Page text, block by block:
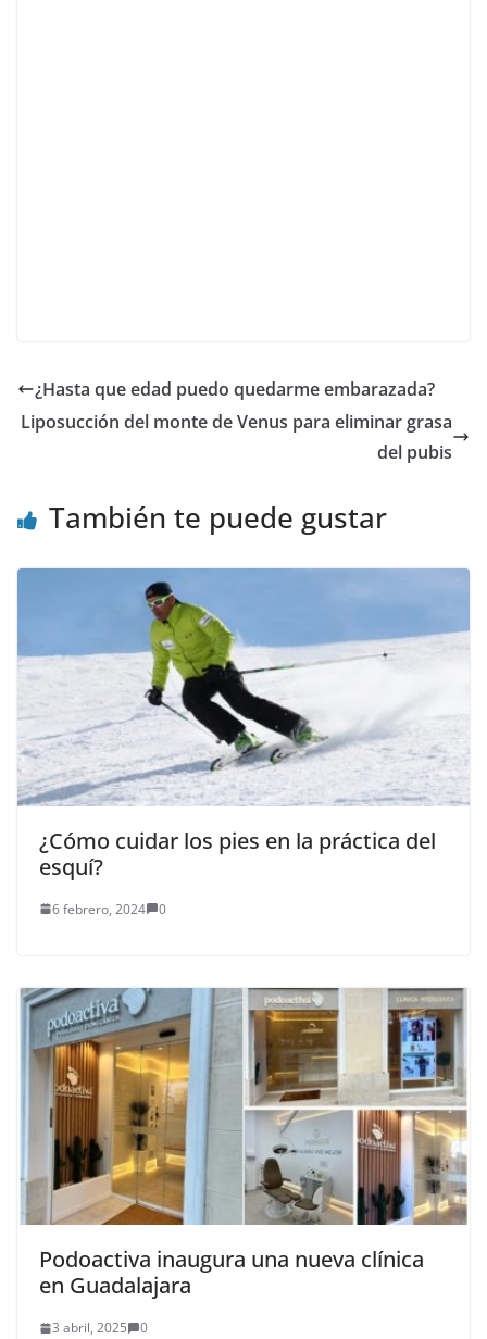
¿Hasta que edad puedo quedarme embarazada?
Liposucción del monte de Venus para eliminar grasa
del pubis
También te puede gustar
¿Cómo cuidar los pies en la práctica del
esquí?
6 febrero, 2024 0
Podoactiva inaugura una nueva clínica
en Guadalajara
3 abril, 2025 0